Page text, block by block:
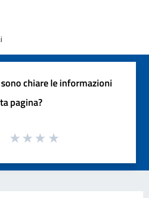
chiare le informazioni
pagina?